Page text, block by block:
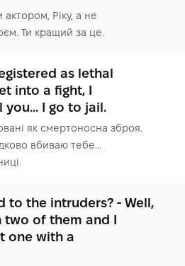
Ріку, а не
Ти кращий за це.
as lethal
into a fight, I
I go to jail.
як смертоносна зброя.
вбиваю тебе...
to the intruders? - Well,
two of them and I
one with a